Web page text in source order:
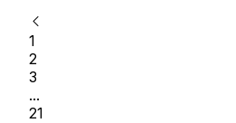
1
2
3
...
21